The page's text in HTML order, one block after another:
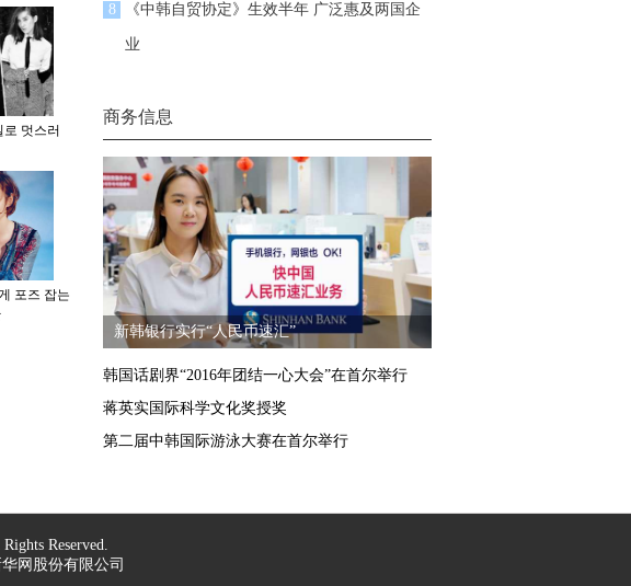
8 《中韩自贸协定》生效半年 广泛惠及两国企
业
商务信息
新韩银行实行“人民币速汇”
韩国话剧界“2016年团结一心大会”在首尔举行
蒋英实国际科学文化奖授奖
第二届中韩国际游泳大赛在首尔举行
로 멋스러
포즈 잡는
Reserved.
网股份有限公司